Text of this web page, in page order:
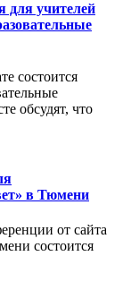
для учителей
состоится
обсудят, что
в Тюмени
от сайта
состоится